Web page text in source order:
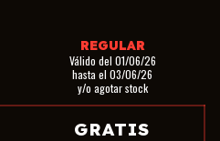
REGULAR
Válido del 01/06/26
hasta el 03/06/26
y/o agotar stock
GRATIS